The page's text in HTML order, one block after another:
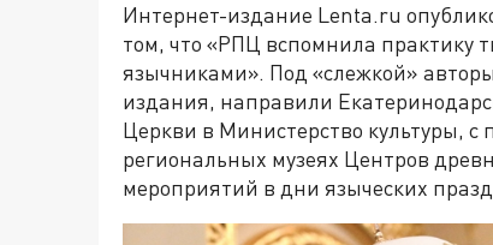
Интернет-издание Lenta.ru
том, что «РПЦ вспомнила практику
язычниками». Под «слежкой»
издания, направили
Церкви в Министерство культуры,
региональных музеях Центров
мероприятий в дни языческих